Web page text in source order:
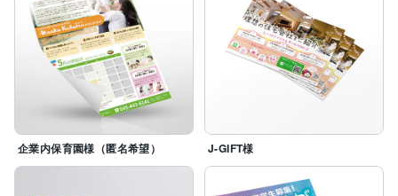
企業内保育園様（匿名希望） J-GIFT様